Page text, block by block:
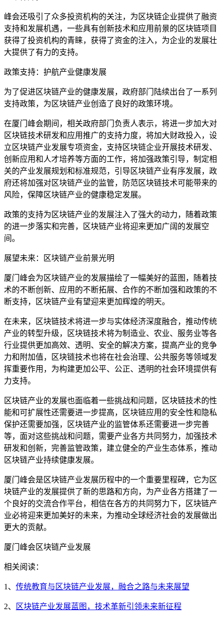
峰会还吸引了众多投资机构的关注，为区块链企业提供了融资
支持和发展机遇，一些具有创新技术和应用前景的区块链项目
获得了投资机构的青睐，获得了资金的注入，为企业的发展壮
大提供了有力的支持。
政策支持：护航产业健康发展
为了促进区块链产业的健康发展，政府部门陆续出台了一系列
支持政策，为区块链产业创造了良好的政策环境。
在厦门峰会期间，相关政府部门负责人表示，将进一步加大对
区块链技术研发和应用推广的支持力度，将加大财政投入，设
立区块链产业发展专项资金，支持区块链企业开展技术研发、
创新应用和人才培养等方面的工作，将加强政策引导，制定相
关的产业发展规划和标准规范，引导区块链产业有序发展，政
府还将加强对区块链产业的监管，防范区块链技术可能带来的
风险，保障区块链产业的健康稳定发展。
政策的支持为区块链产业的发展注入了强大的动力，随着政策
的进一步落实和完善，区块链产业将迎来更加广阔的发展空
间。
展望未来：区块链产业前景光明
厦门峰会为区块链产业的发展描绘了一幅美好的蓝图，随着技
术的不断创新、应用的不断拓展、合作的不断加强和政策的不
断支持，区块链产业有望迎来更加辉煌的明天。
在未来，区块链技术将进一步与实体经济深度融合，推动传统
产业的转型升级，区块链技术将为制造业、农业、服务业等各
行业提供更加高效、透明、安全的解决方案，提高产业的竞争
力和附加值，区块链技术也将在社会治理、公共服务等领域发
挥重要作用，为构建更加公平、公正、透明的社会环境提供有
力支持。
区块链产业的发展也面临着一些挑战和问题，区块链技术的性
能和可扩展性还需要进一步提高，区块链应用的安全性和隐私
保护还需要加强，区块链产业的监管体系还需要进一步完善
等，面对这些挑战和问题，需要产业各方共同努力，加强技术
研发和创新，完善监管政策，建立健全的产业生态体系，推动
区块链产业持续健康发展。
厦门峰会是区块链产业发展历程中的一个重要里程碑，它为区
块链产业的发展提供了新的思路和方向，为产业各方搭建了一
个良好的交流合作平台，相信在各方的共同努力下，区块链产
业必将迎来更加美好的未来，为推动全球经济社会的发展做出
更大的贡献。
厦门峰会区块链产业发展
相关阅读：
1、 传统教育与区块链产业发展，融合之路与未来展望
2、 区块链产业发展蓝图，技术革新引领未来新征程